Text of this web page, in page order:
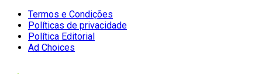
Termos e Condições
Políticas de privacidade
Política Editorial
Ad Choices